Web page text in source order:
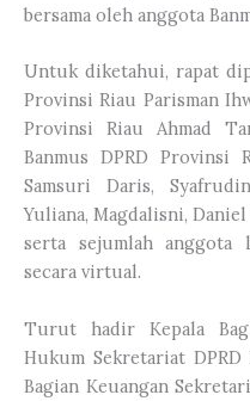
bersama oleh anggota
Untuk diketahui, rapat
Provinsi Riau Parisman
Provinsi Riau Ahmad
Banmus DPRD Provinsi
Samsuri Daris,
Yuliana, Magdalisni, Daniel
serta sejumlah anggota
secara virtual.
Turut hadir Kepala
Hukum Sekretariat
Bagian Keuangan